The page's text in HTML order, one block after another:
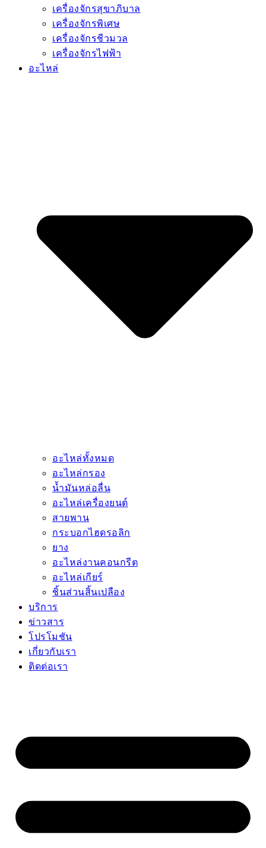
เครื่องจักรสุขาภิบาล
เครื่องจักรพิเศษ
เครื่องจักรชีวมวล
เครื่องจักรไฟฟ้า
อะไหล่
อะไหล่ทั้งหมด
อะไหล่กรอง
น้ำมันหล่อลื่น
อะไหล่เครื่องยนต์
สายพาน
กระบอกไฮดรอลิก
ยาง
อะไหล่งานคอนกรีต
อะไหล่เกียร์
ชิ้นส่วนสิ้นเปลือง
บริการ
ข่าวสาร
โปรโมชัน
เกี่ยวกับเรา
ติดต่อเรา